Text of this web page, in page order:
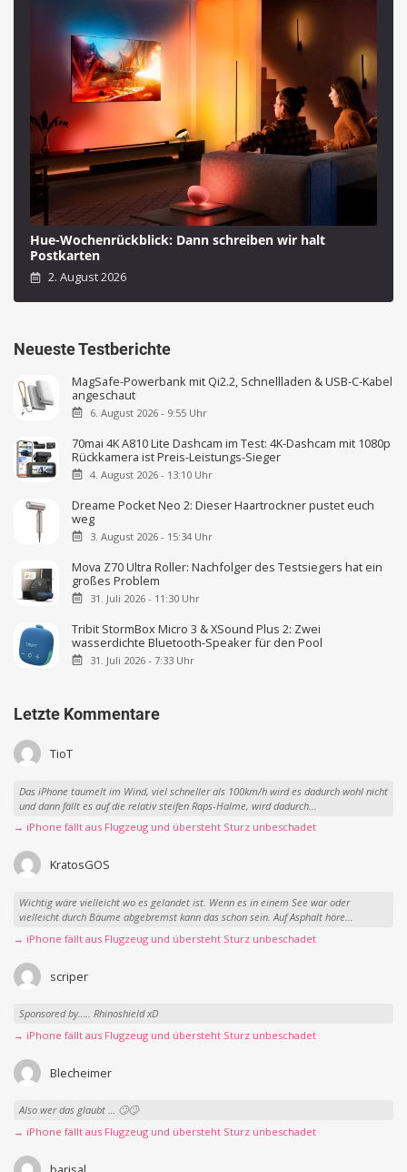
Philips Hue arbeitet an Play Gradient Strip Light Pro
3. August 2026
Hue-Wochenrückblick: Dann schreiben wir halt
Postkarten
2. August 2026
MagSafe-Powerbank mit Qi2.2, Schnellladen & USB-C-Kabel
angeschaut
70mai 4K A810 Lite Dashcam im Test: 4K-Dashcam mit 1080p
Rückkamera ist Preis-Leistungs-Sieger
Dreame Pocket Neo 2: Dieser Haartrockner pustet euch
weg
Mova Z70 Ultra Roller: Nachfolger des Testsiegers hat ein
wasserdichte Bluetooth-Speaker für den Pool
31. Juli 2026 - 7:33 Uhr
Letzte Kommentare
TioT
Das iPhone taumelt im Wind, viel schneller als 100km/h wird es dadurch wohl nicht
→ iPhone fällt aus Flugzeug und übersteht Sturz unbeschadet
KratosGOS
vielleicht durch Bäume abgebremst kann das schon sein. Auf Asphalt höre...
→ iPhone fällt aus Flugzeug und übersteht Sturz unbeschadet
scriper
Sponsored by….. Rhinoshield xD